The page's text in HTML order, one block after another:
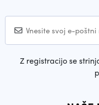
Z registracijo se